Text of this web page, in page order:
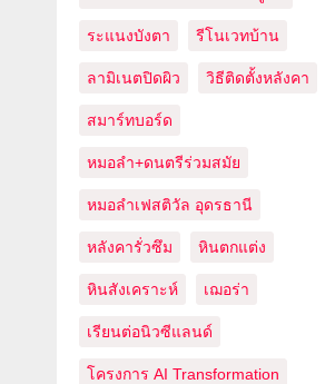
ระแนงบังตา รีโนเวทบ้าน
ลามิเนตปิดผิว วิธีติดตั้งหลังคา
สมาร์ทบอร์ด
หมอลำ+ดนตรีร่วมสมัย
หมอลำเฟสติวัล อุดรธานี
หลังคารั่วซึม หินตกแต่ง
หินสังเคราะห์ เฌอร่า
เรียนต่อนิวซีแลนด์
โครงการ AI Transformation